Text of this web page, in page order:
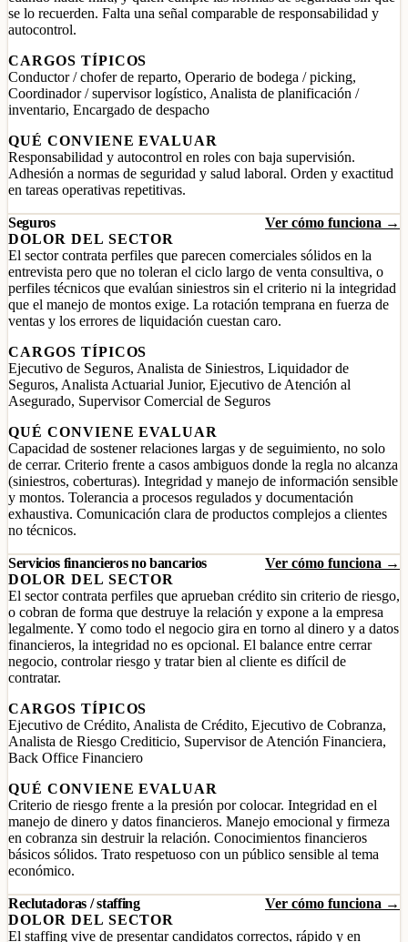
se lo recuerden. Falta una señal comparable de responsabilidad y
autocontrol.
CARGOS TÍPICOS
Conductor / chofer de reparto, Operario de bodega / picking,
Coordinador / supervisor logístico, Analista de planificación /
inventario, Encargado de despacho
QUÉ CONVIENE EVALUAR
Responsabilidad y autocontrol en roles con baja supervisión.
Adhesión a normas de seguridad y salud laboral. Orden y exactitud
en tareas operativas repetitivas.
Seguros
Ver cómo funciona →
DOLOR DEL SECTOR
El sector contrata perfiles que parecen comerciales sólidos en la
entrevista pero que no toleran el ciclo largo de venta consultiva, o
perfiles técnicos que evalúan siniestros sin el criterio ni la integridad
que el manejo de montos exige. La rotación temprana en fuerza de
ventas y los errores de liquidación cuestan caro.
CARGOS TÍPICOS
Ejecutivo de Seguros, Analista de Siniestros, Liquidador de
Seguros, Analista Actuarial Junior, Ejecutivo de Atención al
Asegurado, Supervisor Comercial de Seguros
QUÉ CONVIENE EVALUAR
Capacidad de sostener relaciones largas y de seguimiento, no solo
de cerrar. Criterio frente a casos ambiguos donde la regla no alcanza
(siniestros, coberturas). Integridad y manejo de información sensible
y montos. Tolerancia a procesos regulados y documentación
exhaustiva. Comunicación clara de productos complejos a clientes
no técnicos.
Servicios financieros no bancarios
Ver cómo funciona →
DOLOR DEL SECTOR
El sector contrata perfiles que aprueban crédito sin criterio de riesgo,
o cobran de forma que destruye la relación y expone a la empresa
legalmente. Y como todo el negocio gira en torno al dinero y a datos
financieros, la integridad no es opcional. El balance entre cerrar
negocio, controlar riesgo y tratar bien al cliente es difícil de
contratar.
CARGOS TÍPICOS
Ejecutivo de Crédito, Analista de Crédito, Ejecutivo de Cobranza,
Analista de Riesgo Crediticio, Supervisor de Atención Financiera,
Back Office Financiero
QUÉ CONVIENE EVALUAR
Criterio de riesgo frente a la presión por colocar. Integridad en el
manejo de dinero y datos financieros. Manejo emocional y firmeza
en cobranza sin destruir la relación. Conocimientos financieros
básicos sólidos. Trato respetuoso con un público sensible al tema
económico.
Reclutadoras / staffing
Ver cómo funciona →
DOLOR DEL SECTOR
El staffing vive de presentar candidatos correctos, rápido y en